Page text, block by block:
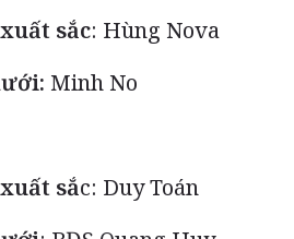
sắc: Hùng Nova
Minh No
sắc: Duy Toán